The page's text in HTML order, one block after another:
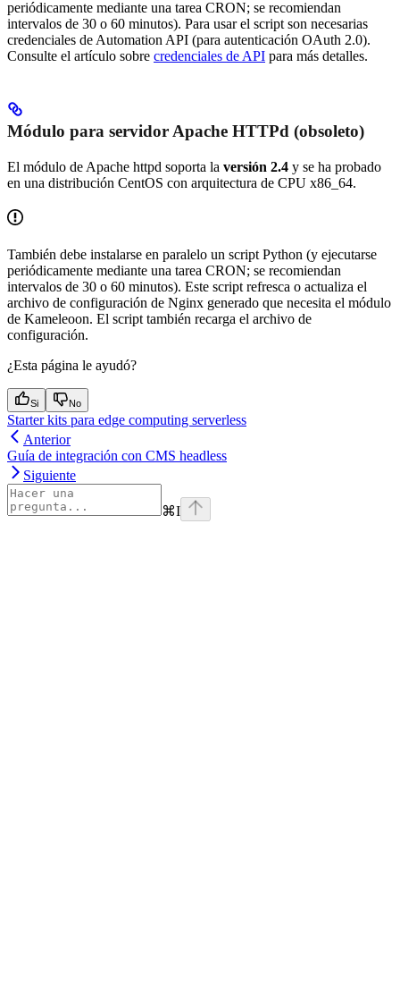
periódicamente mediante una tarea CRON; se recomiendan
intervalos de 30 o 60 minutos). Para usar el script son necesarias
credenciales de Automation API (para autenticación OAuth 2.0).
Consulte el artículo sobre credenciales de API para más detalles.
Módulo para servidor Apache HTTPd (obsoleto)
El módulo de Apache httpd soporta la versión 2.4 y se ha probado
en una distribución CentOS con arquitectura de CPU x86_64.
También debe instalarse en paralelo un script Python (y ejecutarse
periódicamente mediante una tarea CRON; se recomiendan
intervalos de 30 o 60 minutos). Este script refresca o actualiza el
archivo de configuración de Nginx generado que necesita el módulo
de Kameleoon. El script también recarga el archivo de
configuración.
¿Esta página le ayudó?
Si No
Starter kits para edge computing serverless
Anterior
Guía de integración con CMS headless
Siguiente
⌘I